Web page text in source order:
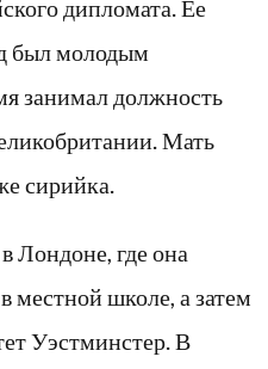
дипломата. Ее
был молодым
занимал должность
Мать
сирийка.
Лондоне, где она
местной школе, а затем
Уэстминстер. В